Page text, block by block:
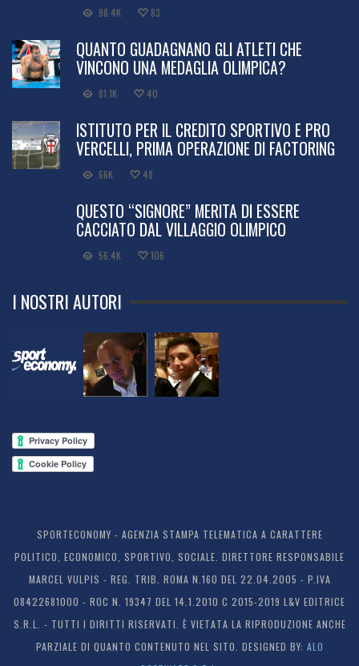
98.4K 83
QUANTO GUADAGNANO GLI ATLETI CHE
VINCONO UNA MEDAGLIA OLIMPICA?
81.1K 40
ISTITUTO PER IL CREDITO SPORTIVO E PRO
VERCELLI, PRIMA OPERAZIONE DI FACTORING
66K 48
QUESTO “SIGNORE” MERITA DI ESSERE
CACCIATO DAL VILLAGGIO OLIMPICO
56.4K 106
I NOSTRI AUTORI
SPORTECONOMY - AGENZIA STAMPA TELEMATICA A CARATTERE
POLITICO, ECONOMICO, SPORTIVO, SOCIALE. DIRETTORE RESPONSABILE
MARCEL VULPIS - REG. TRIB. ROMA N.160 DEL 22.04.2005 - P.IVA
08422681000 - ROC N. 19347 DEL 14.1.2010 C 2015-2019 L&V EDITRICE
S.R.L. - TUTTI I DIRITTI RISERVATI. È VIETATA LA RIPRODUZIONE ANCHE
PARZIALE DI QUANTO CONTENUTO NEL SITO. DESIGNED BY: ALO